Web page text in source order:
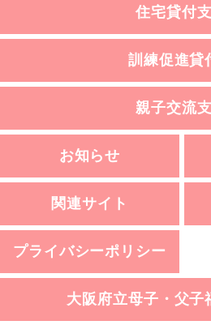
住宅貸付
訓練促進貸
親子交流
お知らせ
関連サイト
プライバシーポリシー
大阪府立母子・父子